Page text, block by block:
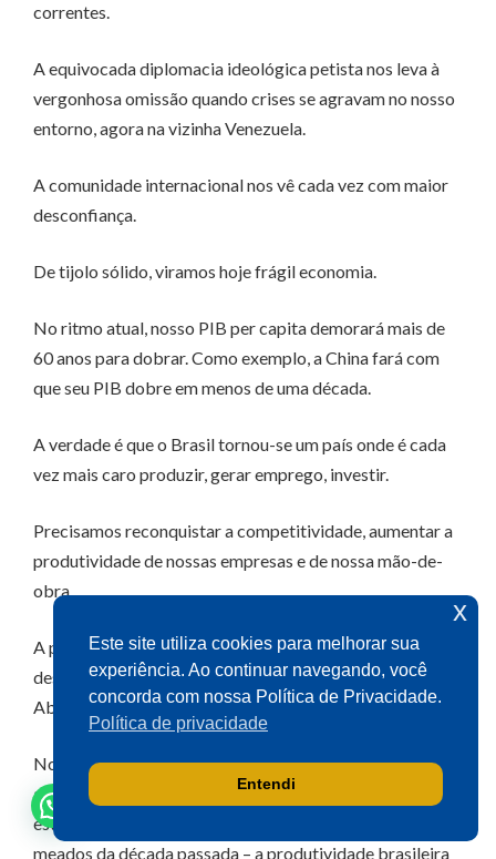
correntes.
A equivocada diplomacia ideológica petista nos leva à
vergonhosa omissão quando crises se agravam no nosso
entorno, agora na vizinha Venezuela.
A comunidade internacional nos vê cada vez com maior
desconfiança.
De tijolo sólido, viramos hoje frágil economia.
No ritmo atual, nosso PIB per capita demorará mais de
60 anos para dobrar. Como exemplo, a China fará com
que seu PIB dobre em menos de uma década.
A verdade é que o Brasil tornou-se um país onde é cada
vez mais caro produzir, gerar emprego, investir.
Precisamos reconquistar a competitividade, aumentar a
produtividade de nossas empresas e de nossa mão-de-
obra.
A produtividade média da economia brasileira cresceu
desde 2011, nesse governo, apenas 0,4% ao ano.
Absolutamente nada.
Nos oito anos anteriores – em função da força do
agronegócio, mas em especial em razão das reformas
estruturais por que passou a economia brasileira até
meados da década passada – a produtividade brasileira
Este site utiliza cookies para melhorar sua
experiência. Ao continuar navegando, você
concorda com nossa Política de Privacidade.
Política de privacidade
Entendi
x